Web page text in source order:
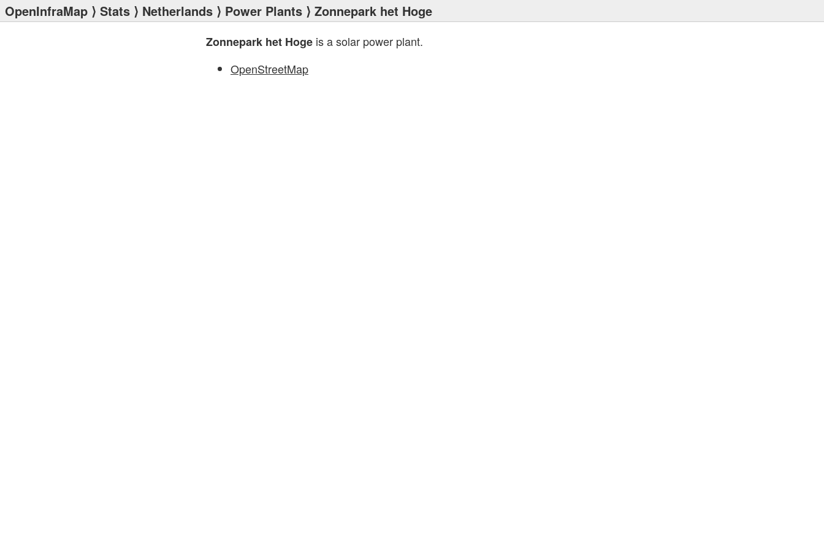
OpenInfraMap ⟩ Stats ⟩ Netherlands ⟩ Power Plants ⟩ Zonnepark het Hoge
Zonnepark het Hoge is a solar power plant.
OpenStreetMap